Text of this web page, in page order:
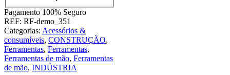
Pagamento 100% Seguro
REF: RF-demo_351
Categorias: Acessórios &
consumíveis, CONSTRUÇÃO,
Ferramentas, Ferramentas,
Ferramentas de mão, Ferramentas
de mão, INDÚSTRIA